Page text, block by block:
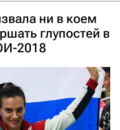
ни в коем
глупостей в
2018